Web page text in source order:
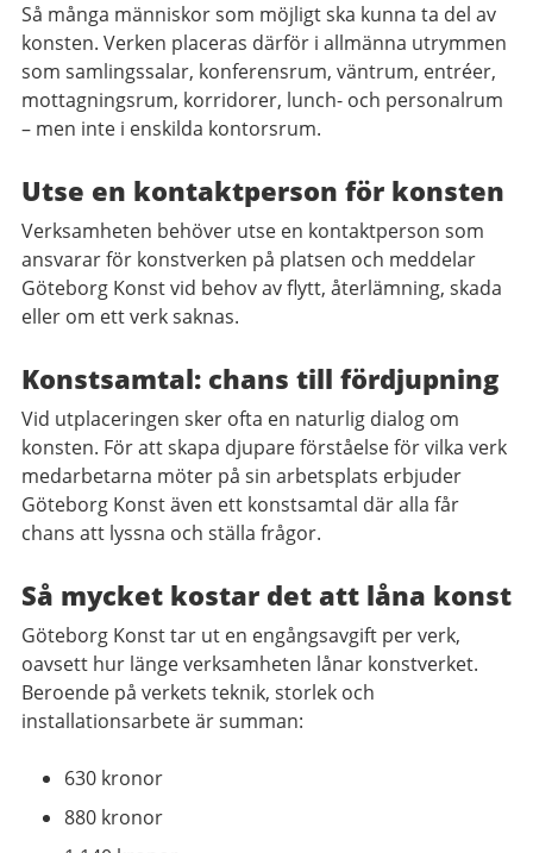
Så många människor som möjligt ska kunna ta del av
konsten. Verken placeras därför i allmänna utrymmen
som samlingssalar, konferensrum, väntrum, entréer,
mottagningsrum, korridorer, lunch- och personalrum
– men inte i enskilda kontorsrum.
Utse en kontaktperson för konsten
Verksamheten behöver utse en kontaktperson som
ansvarar för konstverken på platsen och meddelar
Göteborg Konst vid behov av flytt, återlämning, skada
eller om ett verk saknas.
Konstsamtal: chans till fördjupning
Vid utplaceringen sker ofta en naturlig dialog om
konsten. För att skapa djupare förståelse för vilka verk
medarbetarna möter på sin arbetsplats erbjuder
Göteborg Konst även ett konstsamtal där alla får
chans att lyssna och ställa frågor.
Så mycket kostar det att låna konst
Göteborg Konst tar ut en engångsavgift per verk,
oavsett hur länge verksamheten lånar konstverket.
Beroende på verkets teknik, storlek och
installationsarbete är summan:
630 kronor
880 kronor